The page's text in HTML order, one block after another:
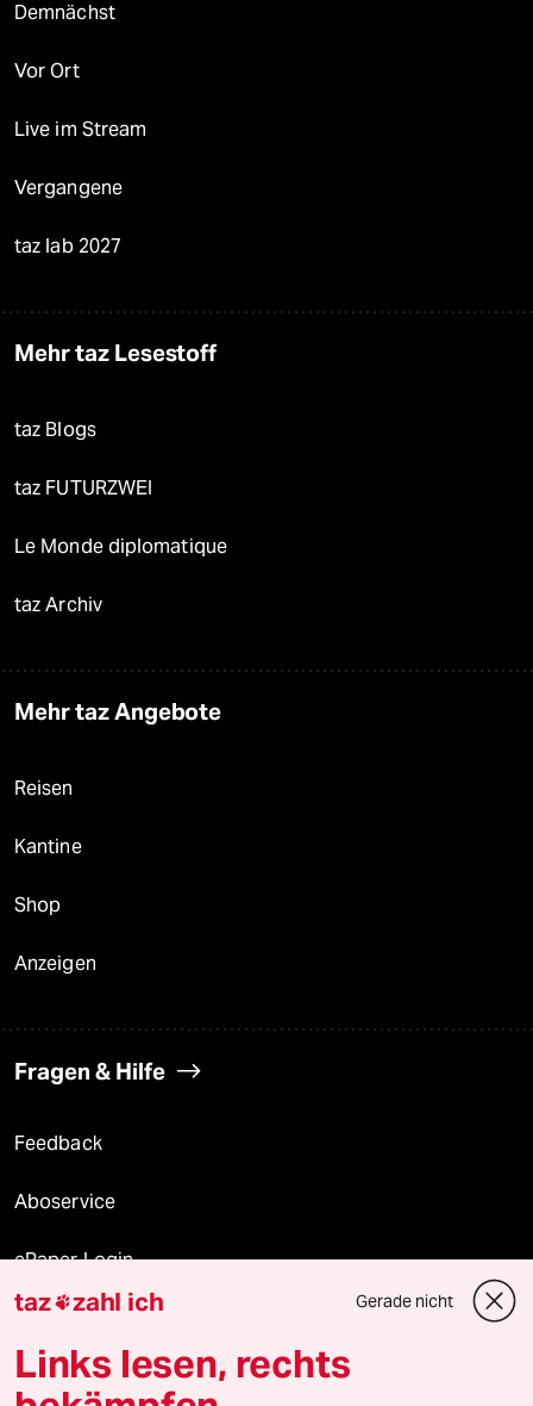
Demnächst
Vor Ort
Live im Stream
Vergangene
taz lab 2027
Mehr taz Lesestoff
taz Blogs
taz FUTURZWEI
Le Monde diplomatique
taz Archiv
Mehr taz Angebote
Reisen
Kantine
Shop
Anzeigen
Fragen & Hilfe
Feedback
Aboservice
ePaper Login
Downloads für Abonnierende
taz zahl ich Gerade nicht
Links lesen, rechts